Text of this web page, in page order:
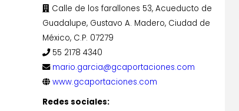
Calle de los farallones 53, Acueducto de
Guadalupe, Gustavo A. Madero, Ciudad de
México, C.P. 07279
55 2178 4340
mario.garcia@gcaportaciones.com
www.gcaportaciones.com
Redes sociales: